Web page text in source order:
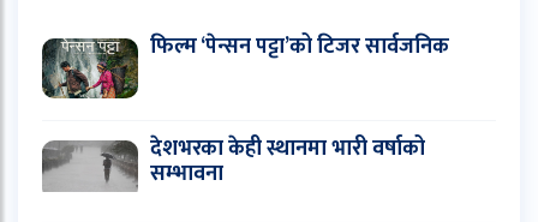
फिल्म ‘पेन्सन पट्टा’को टिजर सार्वजनिक
देशभरका केही स्थानमा भारी वर्षाको
सम्भावना